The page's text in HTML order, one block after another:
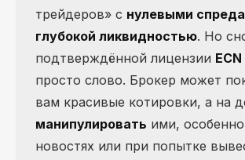
трейдеров» с нулевыми
глубокой ликвидностью. Но
подтверждённой лицензии ECN
просто слово. Брокер может
вам красивые котировки, а на
манипулировать ими,
новостях или при попытке